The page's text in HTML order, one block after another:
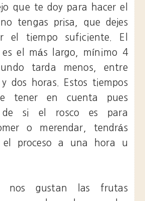
que te doy para hacer el
tengas prisa, que dejes
el tiempo suficiente. El
es el más largo, mínimo 4
tarda menos, entre
dos horas. Estos tiempos
tener en cuenta pues
de si el rosco es para
o merendar, tendrás
el proceso a una hora u
nos gustan las frutas